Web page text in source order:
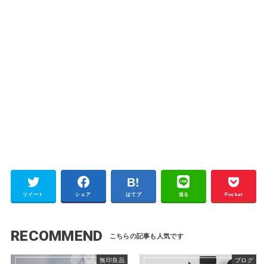
ツイート シェア はてブ 送る Pocket
RECOMMEND
無印良品 ブログ